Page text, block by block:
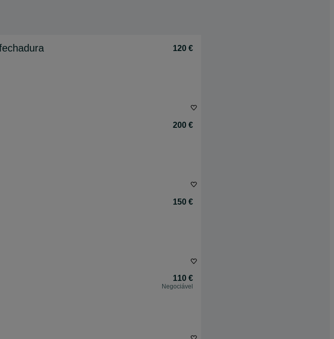
120 €
200 €
150 €
110 €
Negociável